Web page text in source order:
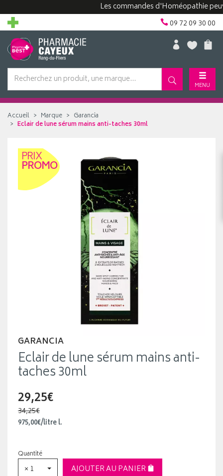
Les commandes d'Homéopathie
09 72 09 30 00
MENU
Accueil Marque
Garancia
Eclair de lune sérum mains anti-taches 30ml
PRIX
PROMO
GARANCIA
Eclair de lune sérum mains anti-
taches 30ml
29,25€
34,25€
975,00€/litrel.
Quantité
× 1
AJOUTER AU PANIER